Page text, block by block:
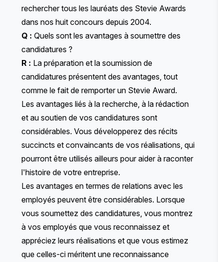
recherchertous les lauréats des Stevie Awards
dans nos huit concours depuis 2004.
Q : Quels sont les avantages à soumettre des
candidatures ?
R : La préparation et la soumission de
candidatures présentent des avantages, tout
comme le fait de remporter un Stevie Award.
Les avantages liés à la recherche, à la rédaction
et au soutien de vos candidatures sont
considérables. Vous développerez des récits
succincts et convaincants de vos réalisations, qui
pourront être utilisés ailleurs pour aider à raconter
l'histoire de votre entreprise.
Les avantages en termes de relations avec les
employés peuvent être considérables. Lorsque
vous soumettez des candidatures, vous montrez
à vos employés que vous reconnaissez et
appréciez leurs réalisations et que vous estimez
que celles-ci méritent une reconnaissance